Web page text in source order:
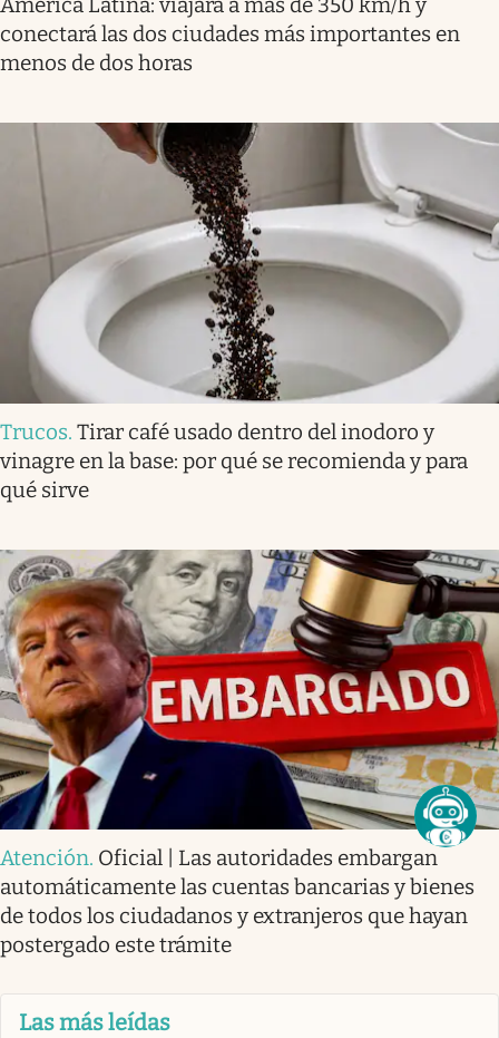
conectará las dos ciudades más importantes en
menos de dos horas
Trucos. Tirar café usado dentro del inodoro y
vinagre en la base: por qué se recomienda y para
qué sirve
Atención. Oficial | Las autoridades embargan
automáticamente las cuentas bancarias y bienes
de todos los ciudadanos y extranjeros que hayan
postergado este trámite
Las más leídas